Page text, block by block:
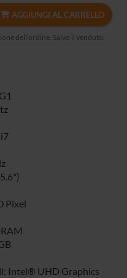
AGGIUNGI AL CARRELLO
dell’ordine. Salvo il venduto.
Pixel
Intel® UHD Graphics